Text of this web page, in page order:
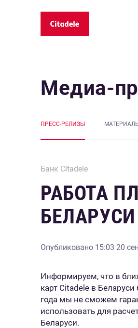
Медиа-
ПРЕСС-РЕЛИЗЫ
Банк Citadele
РАБОТА
Опубликовано 15:03 20
Информируем, что в
карт Citadele в Беларуси
года мы не сможем
использовать для
Беларуси.